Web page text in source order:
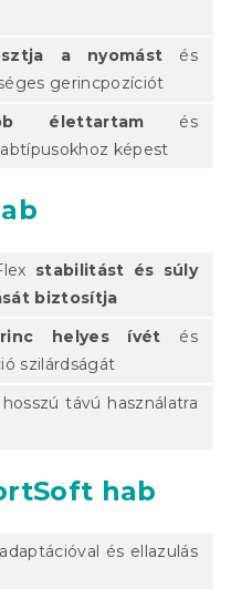
a nyomást és
gerincpozíciót
élettartam és
képest
stabilitást és súly
biztosítja
helyes ívét és
szilárdságát
hosszú távú használatra
hab
és ellazulás